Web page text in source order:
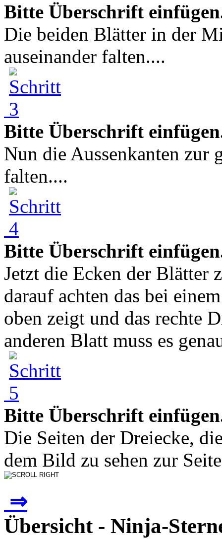
Bitte Überschrift
Die beiden Blätter in der
auseinander falten....
Bitte Überschrift
Nun die Aussenkanten zur
falten....
Bitte Überschrift
Jetzt die Ecken der Blätter
darauf achten das bei
oben zeigt und das rechte
anderen Blatt muss es
Bitte Überschrift
Die Seiten der Dreiecke,
dem Bild zu sehen zur
⇒
Übersicht - Ninja-